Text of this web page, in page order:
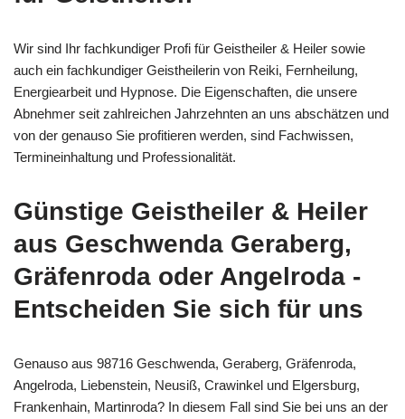
Wir sind Ihr fachkundiger Profi für Geistheiler & Heiler sowie
auch ein fachkundiger Geistheilerin von Reiki, Fernheilung,
Energiearbeit und Hypnose. Die Eigenschaften, die unsere
Abnehmer seit zahlreichen Jahrzehnten an uns abschätzen und
von der genauso Sie profitieren werden, sind Fachwissen,
Termineinhaltung und Professionalität.
Günstige Geistheiler & Heiler
aus Geschwenda Geraberg,
Gräfenroda oder Angelroda -
Entscheiden Sie sich für uns
Genauso aus 98716 Geschwenda, Geraberg, Gräfenroda,
Angelroda, Liebenstein, Neusiß, Crawinkel und Elgersburg,
Frankenhain, Martinroda? In diesem Fall sind Sie bei uns an der